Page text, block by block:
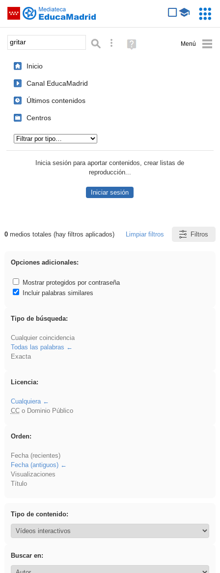
Saltar navegación
Palabra o frase: Búsqueda avanzada
Ayuda
(en
Inicio
Canal EducaMadrid
Últimos contenidos
Centros
Inicia sesión para aportar contenidos, crear listas de
reproducción...
Iniciar sesión
Resultados de: gritar
0medios totales (hay filtros aplicados) Limpiar filtros Filtros
Opciones adicionales:
Mostrar protegidos por contraseña
Incluir palabras similares
Tipo de búsqueda:
Cualquier coincidencia
Todas las palabras
Exacta
Licencia:
Cualquiera
CCo Dominio Público
Orden:
Fecha (recientes)
Fecha (antiguos)
Visualizaciones
Título
Tipo de contenido:
Buscar en: